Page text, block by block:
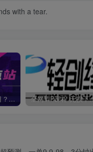
with a tear.
你还在到处找项目？还在当韭菜？我靠卖项目一个月收入5万+，曾经我也是个失败者。 全网